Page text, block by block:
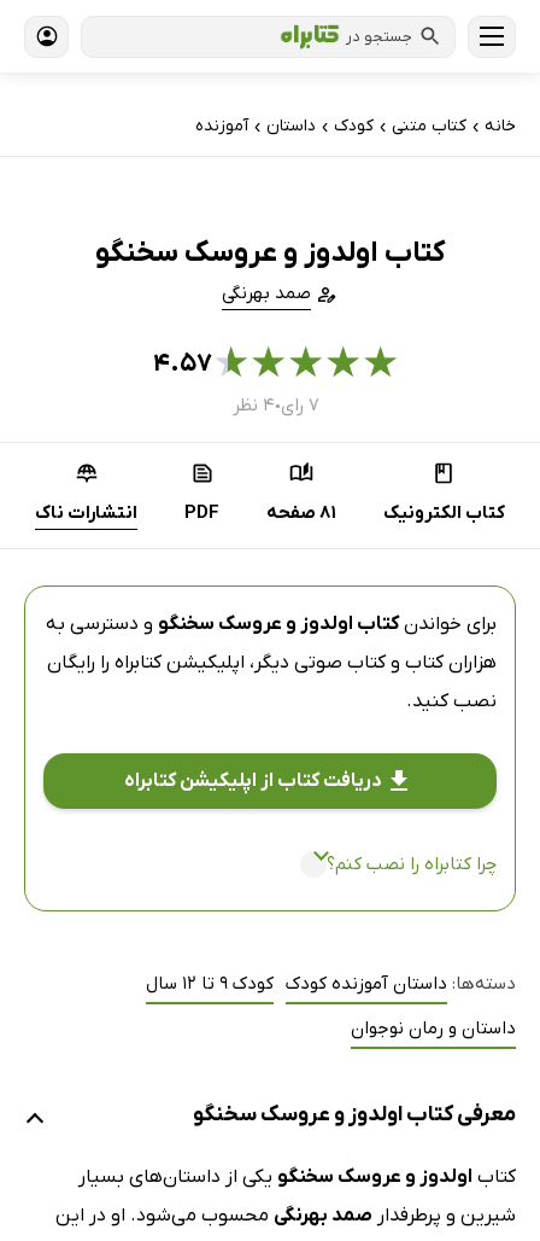
جستجو در
خانه › کتاب‌ متنی › کودک › داستان › آموزنده
کتاب اولدوز و عروسک سخنگو
صمد بهرنگی
★
★
★
★
★۴.۵۷
۷ رای ● ۴ نظر
کتاب الکترونیک 81 صفحه PDF انتشارات ناک
برای خواندنکتاب اولدوز و عروسک سخنگو و دسترسی به
هزاران کتاب و کتاب صوتی دیگر، اپلیکیشن کتابراه را رایگان
نصب کنید.
دریافت کتاب از اپلیکیشن کتابراه
چرا کتابراه را نصب کنم؟
دسته‌ها: داستان آموزنده کودک کودک 9 تا 12 سال
داستان و رمان نوجوان
معرفی کتاب اولدوز و عروسک سخنگو
کتاب اولدوز و عروسک سخنگو یکی از داستان‌های بسیار
شیرین و پرطرفدار صمد بهرنگی محسوب می‌شود. او در این